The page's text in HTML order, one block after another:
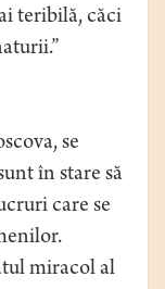
teribilă, căci
se
în stare să
care se
miracol al